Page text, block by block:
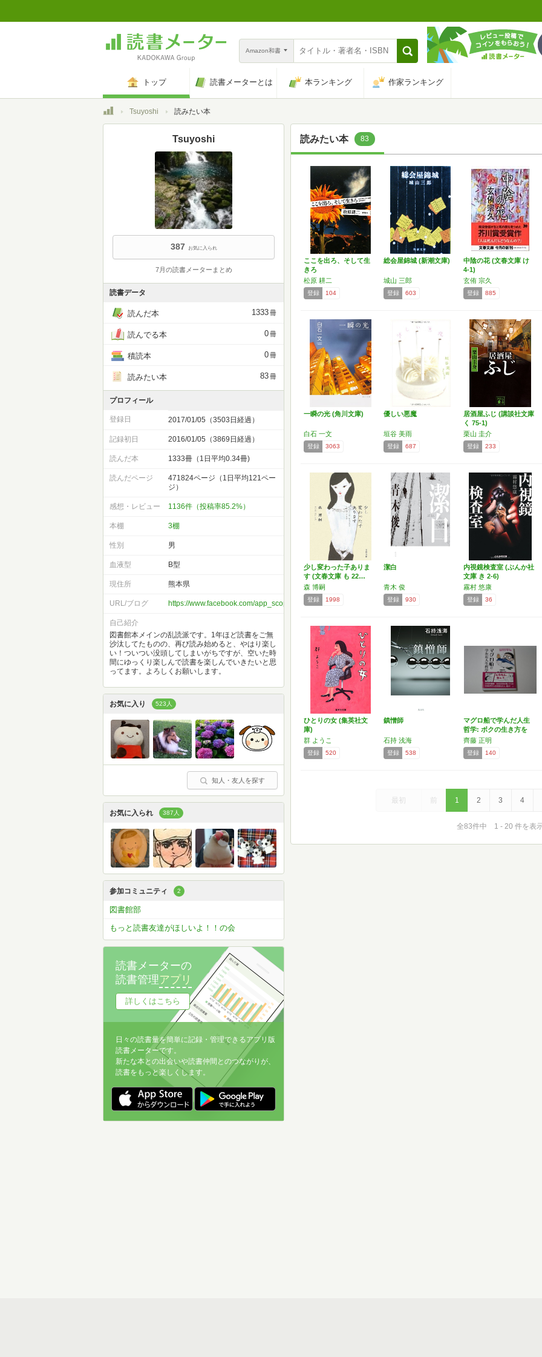
Amazon和書
トップ 読書メーターとは 本ランキング 作家ランキング
トップTsuyoshi 読みたい本
読みたい本 83
ここを出ろ、そして生
きろ
松原 耕二
登録 104
総会屋錦城 (新潮文庫)
城山 三郎
登録 603
中陰の花 (文春文庫 け
4-1)
玄侑 宗久
登録 885
一瞬の光 (角川文庫)
白石 一文
登録 3063
優しい悪魔
垣谷 美雨
登録 687
居酒屋ふじ (講談社文庫
く 75-1)
栗山 圭介
登録 233
少し変わった子ありま
す (文春文庫 も 22…
森 博嗣
登録 1998
潔白
青木 俊
登録 930
内視鏡検査室 (ぶんか社
文庫 き 2-6)
霧村 悠康
登録 36
ひとりの女 (集英社文
庫)
群 ようこ
登録 520
鎮憎師
石持 浅海
登録 538
マグロ船で学んだ人生
哲学: ボクの生き方を
変…
齊藤 正明
登録 140
最初 前 1 2 3 4
全83件中 1 - 20 件を表
Tsuyoshi
387 お気に入られ
7月の読書メーターまとめ
読書データ
読んだ本 1333冊
読んでる本 0冊
積読本 0冊
読みたい本 83冊
プロフィール
登録日 2017/01/05（3503日経過）
記録初日 2016/01/05（3869日経過）
読んだ本 1333冊（1日平均0.34冊)
読んだページ
471824ページ（1日平均121ペー
ジ）
感想・レビュー 1136件（投稿率85.2%）
本棚 3棚
性別 男
血液型 B型
現住所 熊本県
URL/ブログ https://www.facebook.com/app_scoped_user_id/960037534132452/
自己紹介
図書館本メインの乱読派です。1年ほど読書をご無
沙汰してたものの、再び読み始めると、やはり楽し
い！ついつい没頭してしまいがちですが、空いた時
間にゆっくり楽しんで読書を楽しんでいきたいと思
ってます。よろしくお願いします。
お気に入り 523人
知人・友人を探す
お気に入られ 387人
参加コミュニティ 2
図書館部
もっと読書友達がほしいよ！！の会
読書メーターの
読書管理アプリ
詳しくはこちら
日々の読書量を簡単に記録・管理できるアプリ版
読書メーターです。
新たな本との出会いや読書仲間とのつながりが、
読書をもっと楽しくします。